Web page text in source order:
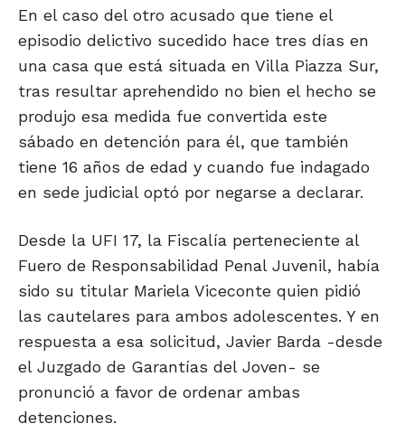
En el caso del otro acusado que tiene el
episodio delictivo sucedido hace tres días en
una casa que está situada en Villa Piazza Sur,
tras resultar aprehendido no bien el hecho se
produjo esa medida fue convertida este
sábado en detención para él, que también
tiene 16 años de edad y cuando fue indagado
en sede judicial optó por negarse a declarar.
Desde la UFI 17, la Fiscalía perteneciente al
Fuero de Responsabilidad Penal Juvenil, había
sido su titular Mariela Viceconte quien pidió
las cautelares para ambos adolescentes. Y en
respuesta a esa solicitud, Javier Barda -desde
el Juzgado de Garantías del Joven- se
pronunció a favor de ordenar ambas
detenciones.